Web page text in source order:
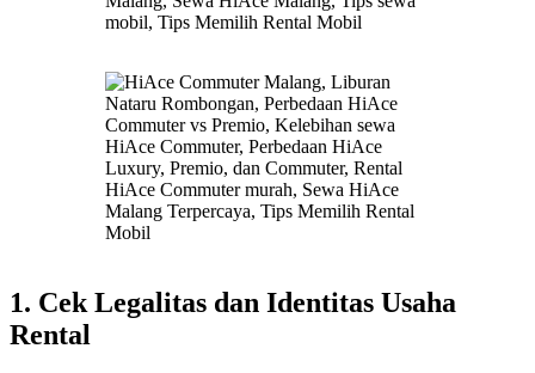
1. Cek Legalitas dan Identitas Usaha
Rental